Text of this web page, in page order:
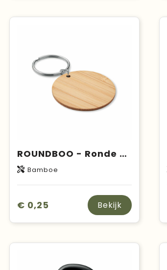
ROUNDBOO - Ronde bamboe sleutelhanger
Bamboe
€ 0,25 Bekijk